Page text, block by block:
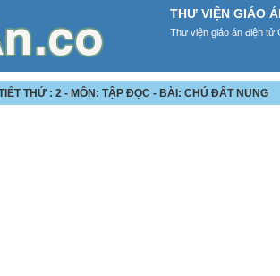
THƯ VIỆN GIÁO
Thư viện giáo án điện tử
THỨ : 2 - MÔN: TẬP ĐỌC - BÀI: CHÚ ĐẤT NUNG